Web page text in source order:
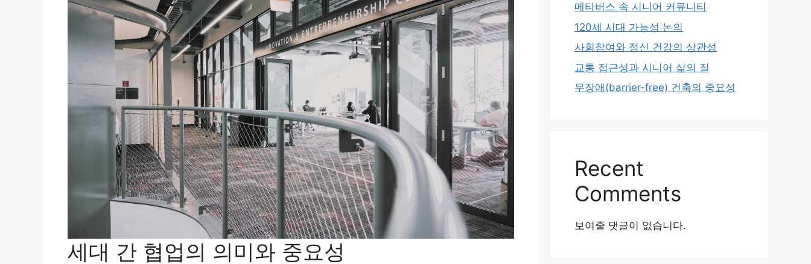
세대 간 협업의 의미와 중요성
메타버스 속 시니어 커뮤니티
120세 시대 가능성 논의
사회참여와 정신 건강의 상관성
교통 접근성과 시니어 삶의 질
무장애(barrier-free) 건축의 중요성
Recent
Comments
보여줄 댓글이 없습니다.